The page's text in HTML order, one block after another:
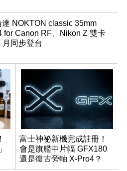
達 NOKTON classic 35mm
for Canon RF、Nikon Z 雙卡
月同步登台
富士神祕新機完成註冊！
會是旗艦中片幅 GFX180
還是復古旁軸 X-Pro4？